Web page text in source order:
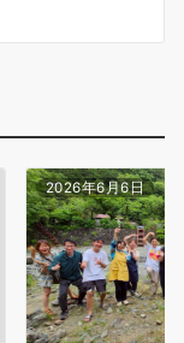
2026年6月6日